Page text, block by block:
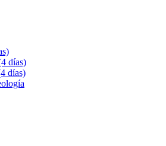
días)
días)